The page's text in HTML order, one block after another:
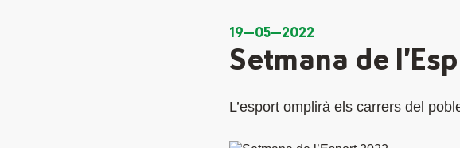
19—05—2022
Setmana de
L’esport omplirà els carrers del